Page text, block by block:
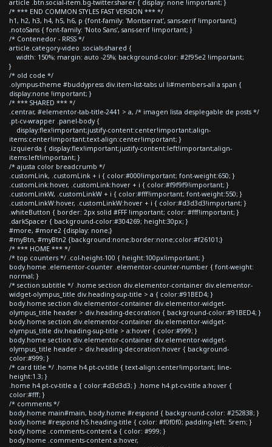
article .btn.social-item.bg-twitter.sharer { display: none !important; }
/* *** END COMMON STYLES FAST VERSION *** */
h1, h2, h3, h4, h5, h6, p {font-family: 'Montserrat', sans-serif !important;}
.notoSans { font-family: 'Noto Sans', sans-serif !important; }
/* Contenedor - RRSS */
article.category-video .socials-shared {
width: 150%; margin: auto -25%; background-color: #2f95e2 !important;
}
/* old code */
.olympus-theme #buddypress div.item-list-tabs ul li#members-all a span {
display:none !important; }
/* *** SHARED *** */
.centrar, #elementor-tab-title-2441 > a, /* imagen lista desplegable de posts */
.pt-cv-wrapper .panel-body {
display:flex!important;justify-content:center!important;align-
items:center!important;text-align:center!important; }
.izquierda { display:flex!important;justify-content:left!important;align-
items:left!important; }
/* ajusta color breadcrumb */
.customLink, .customLink + i { color:#000!important; font-weight:650; }
.customLink:hover, .customLink:hover + i { color:#f9f9f9!important; }
.customLinkW, .customLinkW + i { color:#fff!important; font-weight:550; }
.customLinkW:hover, .customLinkW:hover + i { color:#d3d3d3!important; }
.whiteButton { border: 2px solid #FFF !important; color: #fff!important; }
.darkSpacer { background-color:#304269; height:30px; }
#more, #more2 {display: none;}
#myBtn, #myBtn2 {background:none;border:none;color:#f26101;}
/* *** HOME *** */
/* top counters */ .col-height-100 { height:100px!important; }
body.home .elementor-counter .elementor-counter-number { font-weight:
normal; }
/* section subtitle */ .home section div.elementor-container div.elementor-
widget-olympus_title div.heading-sup-title > a { color:#91BED4; }
body.home section div.elementor-container div.elementor-widget-
olympus_title header > div.heading-decoration { background-color:#91BED4; }
body.home section div.elementor-container div.elementor-widget-
olympus_title div.heading-sup-title > a:hover { color:#999; }
body.home section div.elementor-container div.elementor-widget-
olympus_title header > div.heading-decoration:hover { background-
color:#999; }
/* card title */ .home h4.pt-cv-title { text-align:center!important; line-
height:1.3; }
.home h4.pt-cv-title a { color:#d3d3d3; } .home h4.pt-cv-title a:hover {
color:#fff; }
/* comments */
body.home main#main, body.home #respond { background-color: #252838; }
body.home #respond h5.heading-title { color: #f0f0f0; padding-left: 5rem; }
body.home .comments-content a { color: #999; }
body.home .comments-content a:hover,